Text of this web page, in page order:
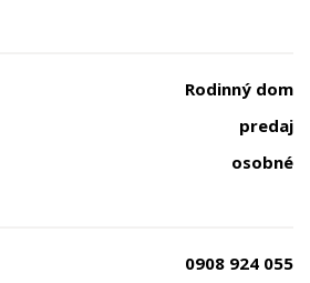
Rodinný dom
predaj
osobné
0908 924 055